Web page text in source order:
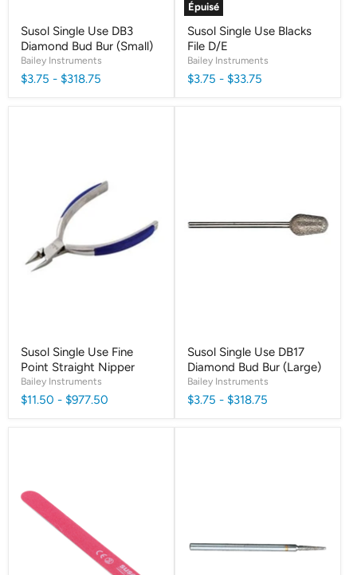
Susol Single Use DB3
Diamond Bud Bur (Small)
Bailey Instruments
$3.75 - $318.75
Épuisé
Susol Single Use Blacks
File D/E
Bailey Instruments
$3.75 - $33.75
Susol Single Use Fine
Point Straight Nipper
Bailey Instruments
$11.50 - $977.50
Susol Single Use DB17
Diamond Bud Bur (Large)
Bailey Instruments
$3.75 - $318.75